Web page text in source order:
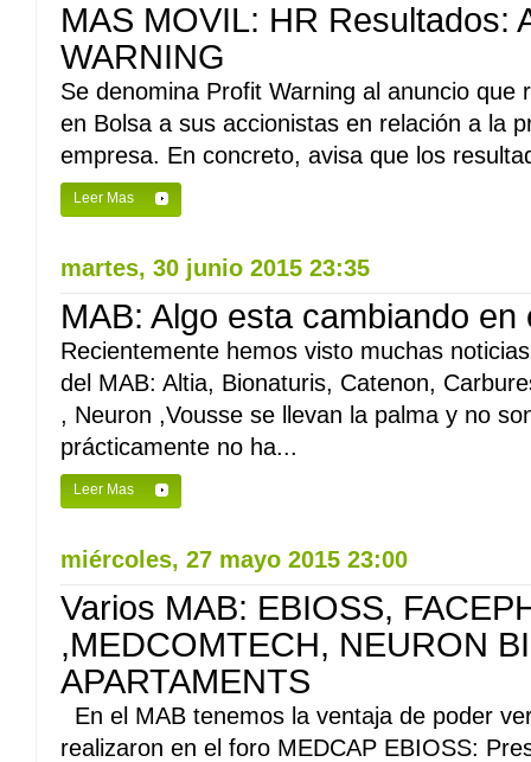
MAS MOVIL: HR Resultados:
WARNING
Se denomina Profit Warning al anuncio que
en Bolsa a sus accionistas en relación a la
empresa. En concreto, avisa que los
Leer Mas
martes, 30 junio 2015 23:35
MAB: Algo esta cambiando en
Recientemente hemos visto muchas
del MAB: Altia, Bionaturis, Catenon,
, Neuron ,Vousse se llevan la palma y no
prácticamente no ha...
Leer Mas
miércoles, 27 mayo 2015 23:00
Varios MAB: EBIOSS,
,MEDCOMTECH, NEURON
APARTAMENTS
En el MAB tenemos la ventaja de poder
realizaron en el foro MEDCAP EBIOSS: